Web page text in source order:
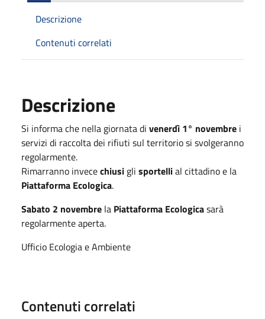
Descrizione
Contenuti correlati
Descrizione
Si informa che nella giornata di venerdì 1° novembre i
servizi di raccolta dei rifiuti sul territorio si svolgeranno
regolarmente.
Rimarranno invecechiusi gli sportellial cittadino e la
Piattaforma Ecologica.
Sabato 2 novembre la Piattaforma Ecologicasarà
regolarmente aperta.
Ufficio Ecologia e Ambiente
Contenuti correlati